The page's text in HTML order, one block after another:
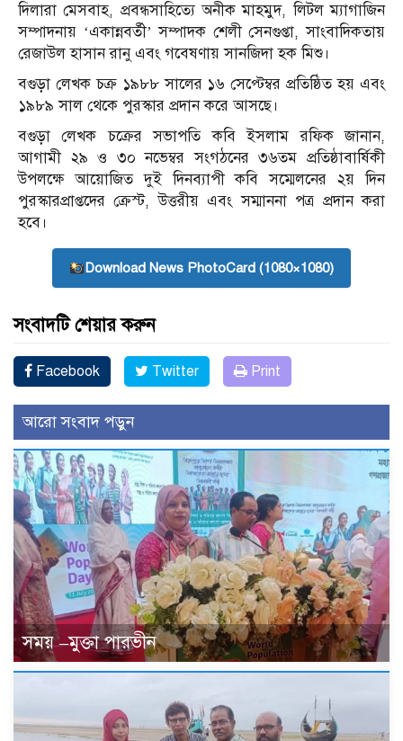
দিলারা মেসবাহ, প্রবন্ধসাহিত্যে অনীক মাহমুদ, লিটল ম্যাগাজিন
সম্পাদনায় ‘একান্নবর্তী’ সম্পাদক শেলী সেনগুপ্তা, সাংবাদিকতায়
রেজাউল হাসান রানু এবং গবেষণায় সানজিদা হক মিশু।
বগুড়া লেখক চক্র ১৯৮৮ সালের ১৬ সেপ্টেম্বর প্রতিষ্ঠিত হয় এবং
১৯৮৯ সাল থেকে পুরস্কার প্রদান করে আসছে।
বগুড়া লেখক চক্রের সভাপতি কবি ইসলাম রফিক জানান,
আগামী ২৯ ও ৩০ নভেম্বর সংগঠনের ৩৬তম প্রতিষ্ঠাবার্ষিকী
উপলক্ষে আয়োজিত দুই দিনব্যাপী কবি সম্মেলনের ২য় দিন
পুরস্কারপ্রাপ্তদের ক্রেস্ট, উত্তরীয় এবং সম্মাননা পত্র প্রদান করা
হবে।
Download News PhotoCard (1080×1080)
সংবাদটি শেয়ার করুন
Facebook Twitter Print
আরো সংবাদ পড়ুন
সময় –মুক্তা পারভীন